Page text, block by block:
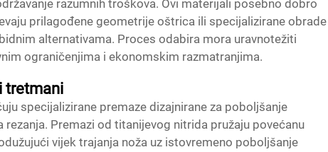
razumnih troškova. Ovi materijali posebno dobro
prilagođene geometrije oštrica ili specijalizirane obrade
alternativama. Proces odabira mora uravnotežiti
ograničenjima i ekonomskim razmatranjima.
tretmani
specijalizirane premaze dizajnirane za poboljšanje
Premazi od titanijevog nitrida pružaju povećanu
vijek trajanja noža uz istovremeno poboljšanje